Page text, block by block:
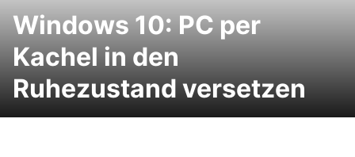
Windows 10: PC per
Kachel in den
Ruhezustand versetzen